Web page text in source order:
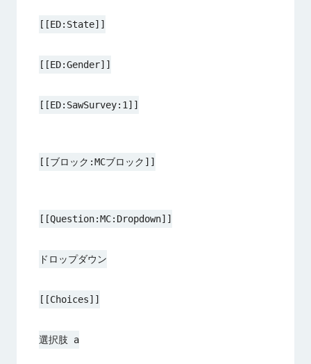
[[ED:State]]
[[ED:Gender]]
[[ED:SawSurvey:1]]
[[ブロック:MCブロック]]
[[Question:MC:Dropdown]]
ドロップダウン
[[Choices]]
選択肢 a